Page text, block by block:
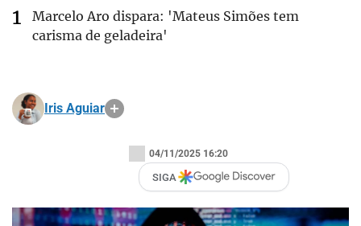
Marcelo Aro dispara: 'Mateus Simões tem
carisma de geladeira'
Iris Aguiar
04/11/2025 16:20
SIGA